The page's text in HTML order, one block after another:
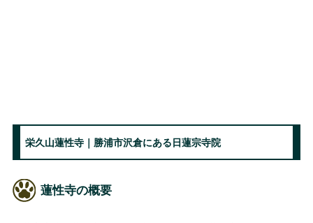
栄久山蓮性寺｜勝浦市沢倉にある日蓮宗寺院
蓮性寺の概要